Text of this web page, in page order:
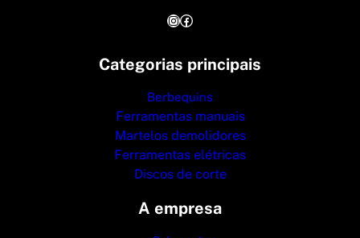
InstagramFacebook
Categorias principais
Berbequins
Ferramentas manuais
Martelos demolidores
Ferramentas elétricas
Discos de corte
A empresa